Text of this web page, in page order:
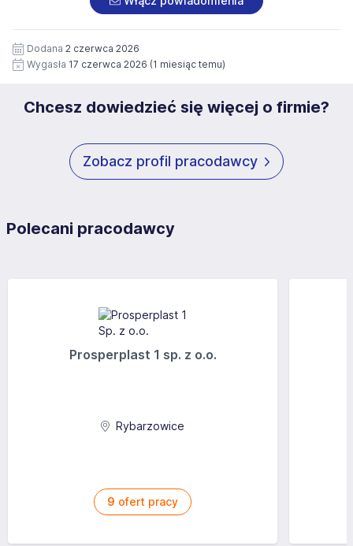
siedziby administratora.
https://www.workprofit.pl/klauzula-informacyjna.html
wizerunku), na potrzeby przyszłych rekrutacji przez okres
12 miesięcy. Zgoda jest dobrowolna i może być w każdym
czasie wycofana.
Dodana 2 czerwca 2026
Wygasła 17 czerwca 2026 (1 miesiąc temu)
Chcesz dowiedzieć się więcej o firmie?
Zobacz profil pracodawcy
Polecani pracodawcy
Prosperplast 1 sp. z o.o.
Rybarzowice
9 ofert pracy